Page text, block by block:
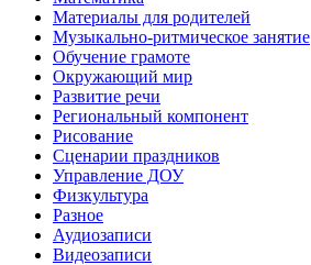
Материалы для родителей
Музыкально-ритмическое занятие
Обучение грамоте
Окружающий мир
Развитие речи
Региональный компонент
Рисование
Сценарии праздников
Управление ДОУ
Физкультура
Разное
Аудиозаписи
Видеозаписи